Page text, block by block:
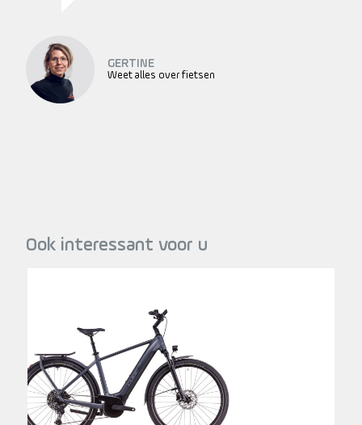
GERTINE
Weet alles over fietsen
Ook interessant voor u